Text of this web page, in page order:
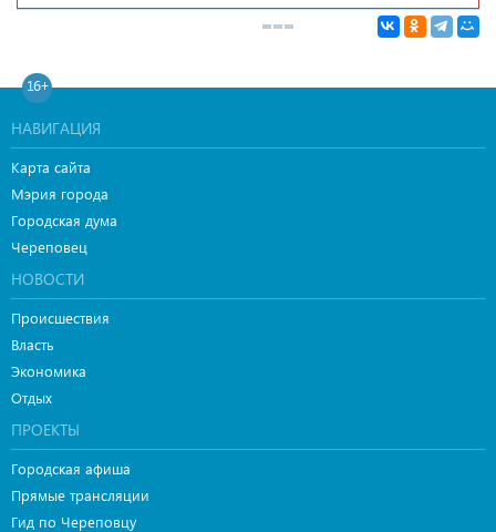
16+
НАВИГАЦИЯ
Карта сайта
Мэрия города
Городская дума
Череповец
НОВОСТИ
Происшествия
Власть
Экономика
Отдых
ПРОЕКТЫ
Городская афиша
Прямые трансляции
Гид по Череповцу